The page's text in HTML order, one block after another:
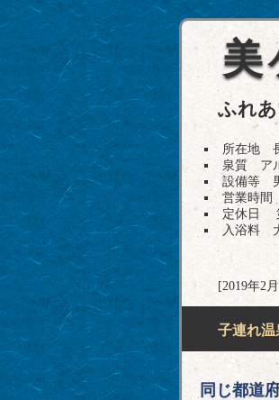
美
ふれ
所在地
泉質 ア
設備等
営業時間
定休日
入浴料
[2019年2
子連れ温
同じ都道